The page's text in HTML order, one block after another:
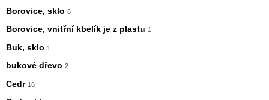
Borovice, sklo 6
Borovice, vnitřní kbelík je z plastu 1
Buk, sklo 1
bukové dřevo 2
Cedr 16